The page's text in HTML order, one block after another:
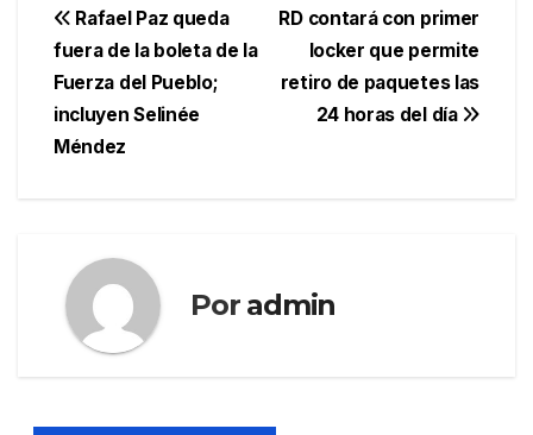
Navegación
de
entradas
RD contará con primer
locker que permite
retiro de paquetes las
24 horas del día
Rafael Paz queda
fuera de la boleta de la
Fuerza del Pueblo;
incluyen Selinée
Méndez
Por admin